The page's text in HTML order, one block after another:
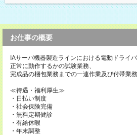
お仕事の概要
IAサーバ機器製造ラインにおける電動ドライ
正常に動作するかの試験業務、
完成品の梱包業務までの一連作業及び付帯業務
≪待遇・福利厚生≫
・日払い制度
・社会保険完備
・無料定期健診
・有給休暇
・年末調整